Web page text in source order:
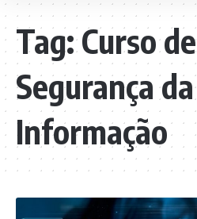
Tag:Curso de
Segurança da
Informação